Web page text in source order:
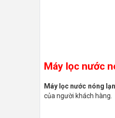
Máy lọc nước
Máy lọc nước nóng
của người khách hàng.